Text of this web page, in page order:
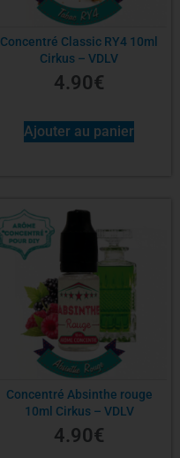
Concentré Classic RY4 10ml
Cirkus – VDLV
4.90€
Ajouter au panier
Concentré Absinthe rouge
10ml Cirkus – VDLV
4.90€